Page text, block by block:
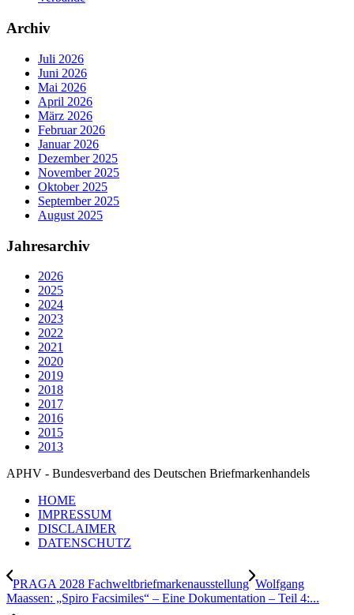
Archiv
Juli 2026
Juni 2026
Mai 2026
April 2026
März 2026
Februar 2026
Januar 2026
Dezember 2025
November 2025
Oktober 2025
September 2025
August 2025
Jahresarchiv
2026
2025
2024
2023
2022
2021
2020
2019
2018
2017
2016
2015
2013
APHV - Bundesverband des Deutschen Briefmarkenhandels
HOME
IMPRESSUM
DISCLAIMER
DATENSCHUTZ
PRAGA 2028 Fachweltbriefmarkenausstellung Wolfgang
Maassen: „Spiro Facsimiles“ – Eine Dokumentation – Teil 4:...